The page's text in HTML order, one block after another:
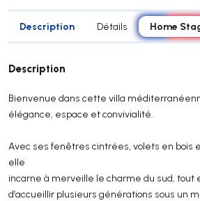
Description Détails Home
Description
Bienvenue dans cette villa
élégance, espace et convivialité.
Avec ses fenêtres cintrées, volets en bois
elle
incarne à merveille le charme du sud, tout
d’accueillir plusieurs générations sous un